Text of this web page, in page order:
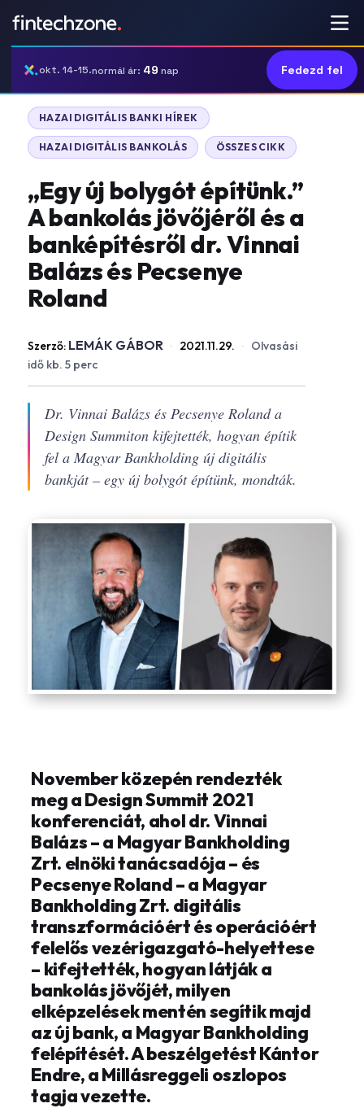
okt. 14-15.normál ár: 49 nap Fedezd fel
HAZAI DIGITÁLIS BANKI HÍREK
HAZAI DIGITÁLIS BANKOLÁS ÖSSZES CIKK
„Egy új bolygót építünk.”
A bankolás jövőjéről és a
banképítésről dr. Vinnai
Balázs és Pecsenye
Roland
Szerző: LEMÁK GÁBOR · 2021.11.29. · Olvasási
idő kb. 5 perc
Dr. Vinnai Balázs és Pecsenye Roland a
Design Summiton kifejtették, hogyan építik
fel a Magyar Bankholding új digitális
bankját – egy új bolygót építünk, mondták.
November közepén rendezték
meg a Design Summit 2021
konferenciát, ahol dr. Vinnai
Balázs – a Magyar Bankholding
Zrt. elnöki tanácsadója – és
Pecsenye Roland – a Magyar
Bankholding Zrt. digitális
transzformációért és operációért
felelős vezérigazgató-helyettese
– kifejtették, hogyan látják a
bankolás jövőjét, milyen
elképzelések mentén segítik majd
az új bank, a Magyar Bankholding
felépítését. A beszélgetést Kántor
Endre, a Millásreggeli oszlopos
tagja vezette.